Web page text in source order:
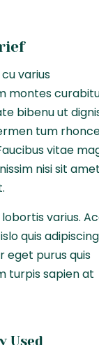
varius
montes
bibenu ut
tum
vitae
nisi sit amet
varius.
quis
eget purus quis
turpis sapien at
Used